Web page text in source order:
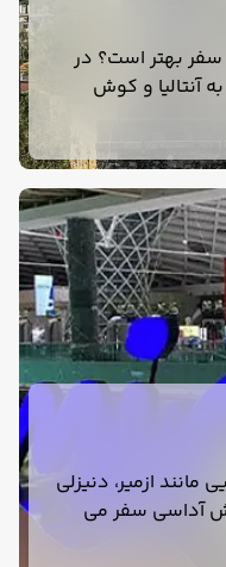
سفر بهتر است؟ در
آنتالیا و کوش
آبی می پردازیم.
ازمیر، دنیزلی
آداسی سفر می
آداسی آشنا شوید.